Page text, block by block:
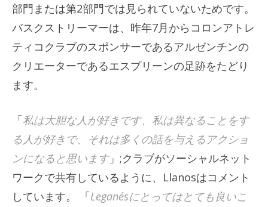
部門または第2部門では見られていないためです。
バスクストリーマーは、昨年7月からコロンアトレ
ティコクラブのスポンサーであるアルゼンチンの
クリエーターであるエスプリーンの足跡をたどり
ます。
「私は大胆な人が好きです、私は異なることをす
る人が好きで、それは多くの話を与えるアクショ
ンになると思います」;クラブがソーシャルネット
ワークで共有しているように、Llanosはコメント
しています。 「Leganésにとってはとても良いこ